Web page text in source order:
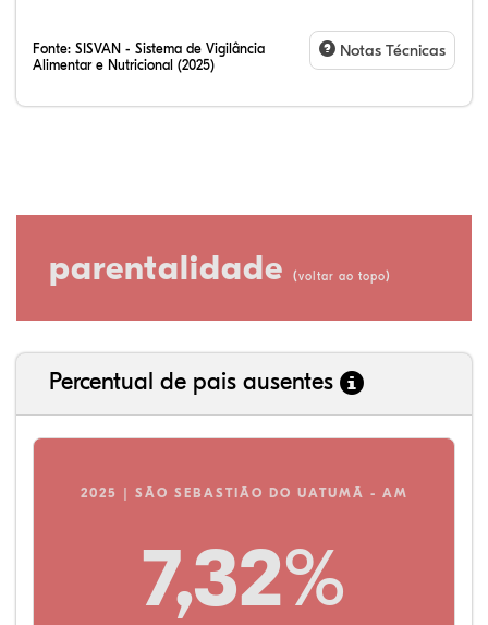
Fonte: SISVAN - Sistema de Vigilância
Alimentar e Nutricional (2025)
Notas Técnicas
parentalidade (voltar ao topo)
Percentual de pais ausentes
2025 | SÃO SEBASTIÃO DO UATUMÃ - AM
7,32%